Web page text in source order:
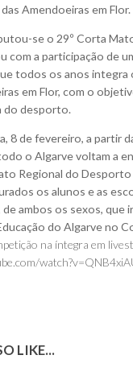
Amendoeiras em Flor.
se o 29º Corta
com a participação de
todos os anos integra
em Flor, com o
do desporto.
8 de fevereiro, a partir
o Algarve voltam a
Regional do Desporto
os alunos e as
ambos os sexos, que
do Algarve no
na íntegra em
LIKE...